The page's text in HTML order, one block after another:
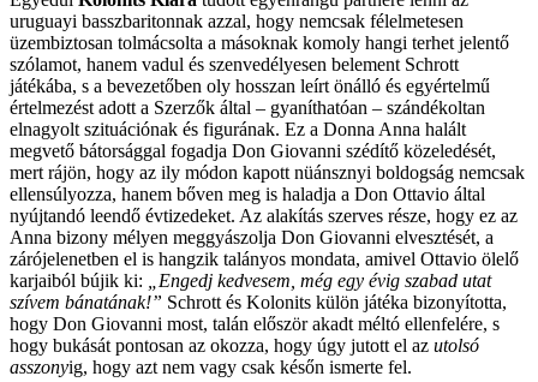
uruguayi basszbaritonnak azzal, hogy nemcsak félelmetesen
üzembiztosan tolmácsolta a másoknak komoly hangi terhet jelentő
szólamot, hanem vadul és szenvedélyesen belement Schrott
játékába, s a bevezetőben oly hosszan leírt önálló és egyértelmű
értelmezést adott a Szerzők által – gyaníthatóan – szándékoltan
elnagyolt szituációnak és figurának. Ez a Donna Anna halált
megvető bátorsággal fogadja Don Giovanni szédítő közeledését,
mert rájön, hogy az ily módon kapott nüánsznyi boldogság nemcsak
ellensúlyozza, hanem bőven meg is haladja a Don Ottavio által
nyújtandó leendő évtizedeket. Az alakítás szerves része, hogy ez az
Anna bizony mélyen meggyászolja Don Giovanni elvesztését, a
zárójelenetben el is hangzik talányos mondata, amivel Ottavio ölelő
karjaiból bújik ki: „Engedj kedvesem, még egy évig szabad utat
szívem bánatának!” Schrott és Kolonits külön játéka bizonyította,
hogy Don Giovanni most, talán először akadt méltó ellenfelére, s
hogy bukását pontosan az okozza, hogy úgy jutott el az utolsó
asszonyig, hogy azt nem vagy csak későn ismerte fel.